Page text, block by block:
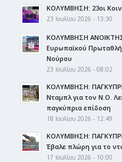
ΚΟΛΥΜΒΗΣΗ: 23οι
23 Ιουλίου 2026 - 13:30
ΚΟΛΥΜΒΗΣΗ
Ευρωπαϊκού
Νούρου
23 Ιουλίου 2026 - 08:02
ΚΟΛΥΜΒΗΣΗ:
Νταμπλ για τον Ν.Ο.
παγκύπρια επίδοση
18 Ιουλίου 2026 - 12:49
ΚΟΛΥΜΒΗΣΗ:
Έβαλε πλώρη για το
17 Ιουλίου 2026 - 10:00